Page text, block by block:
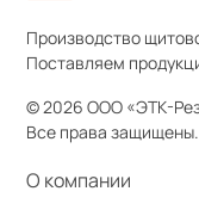
Производство
Поставляем
© 2026 ООО «ЭТК-
Все права защищены.
О компании